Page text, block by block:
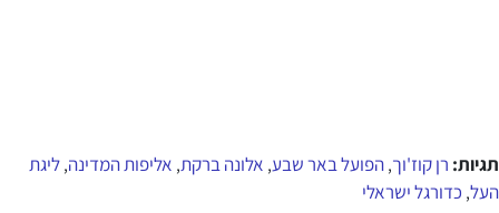
תגיות: רן קוז'וך,הפועל באר שבע, אלונה ברקת, אליפות המדינה,ליגת
העל, כדורגל ישראלי